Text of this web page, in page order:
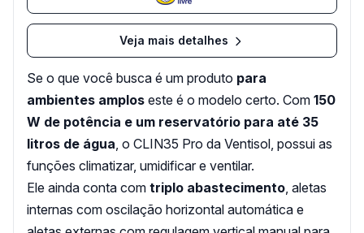
Veja mais detalhes
Se o que você busca é um produto para
ambientes amplos este é o modelo certo. Com 150
W de potência e um reservatório para até 35
litros de água , o CLIN35 Pro da Ventisol, possui as
funções climatizar, umidificar e ventilar.
Ele ainda conta com triplo abastecimento , aletas
internas com oscilação horizontal automática e